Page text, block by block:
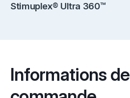
Stimuplex® Ultra 360™
Informations de